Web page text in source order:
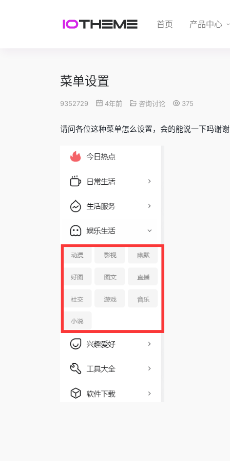
首页 产品中心
菜单设置
9352729 4年前 咨询讨论 375
请问各位这种菜单怎么设置，会的能说一下吗谢谢